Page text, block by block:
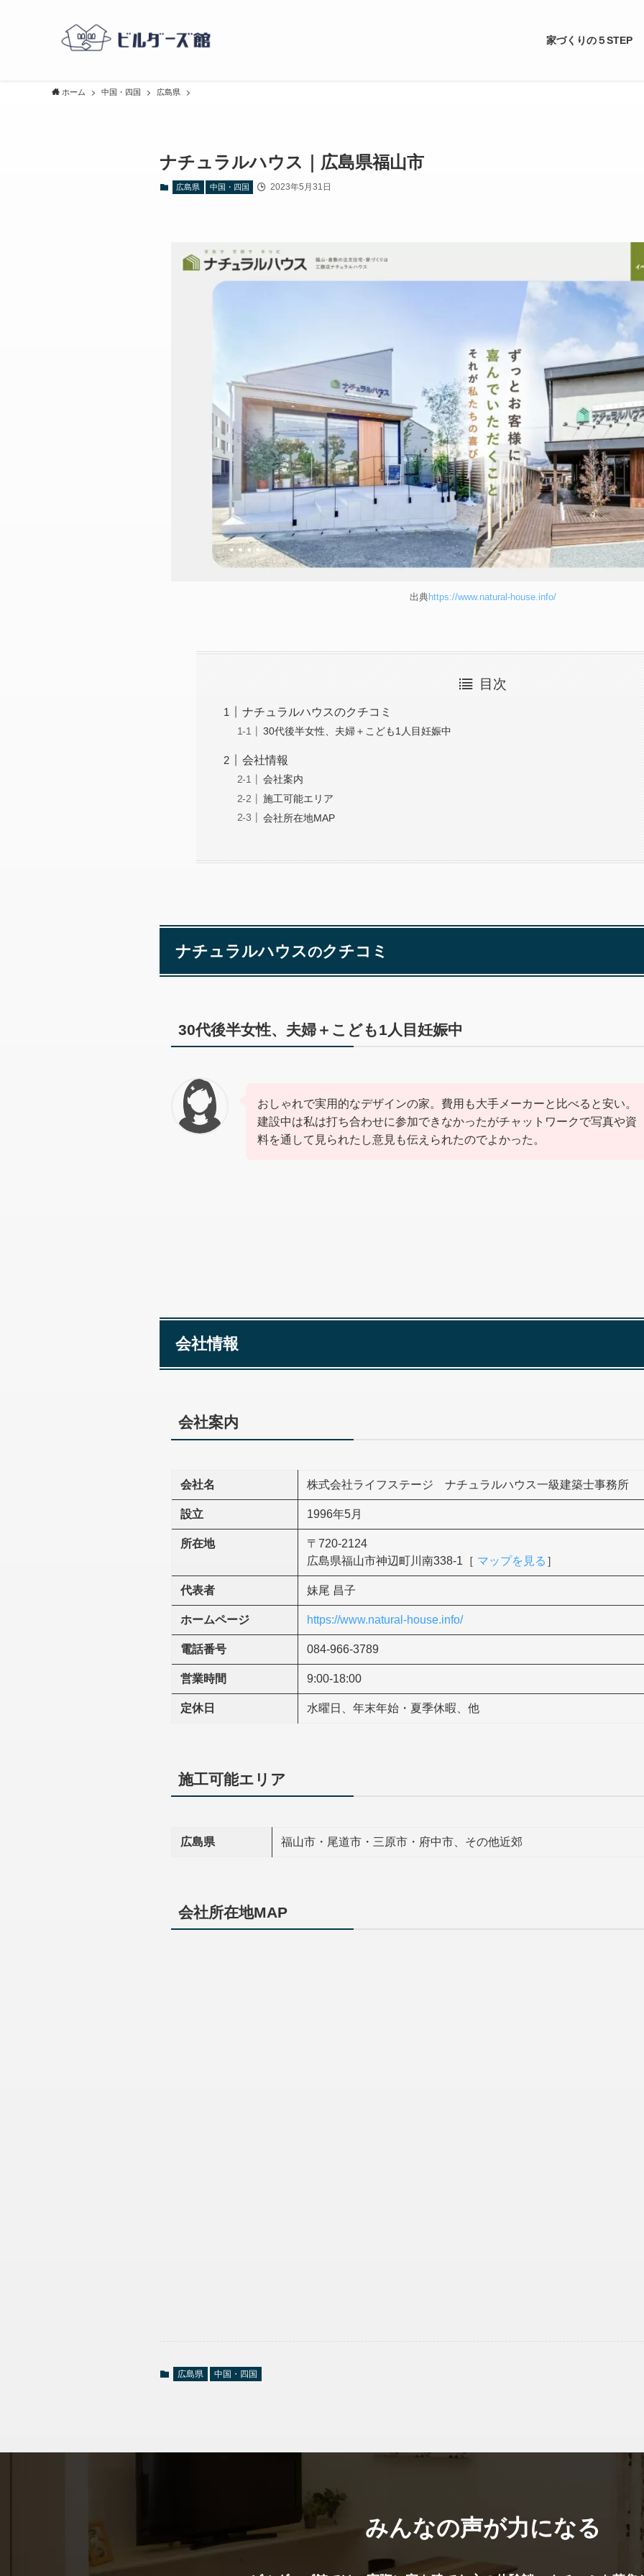
家づくりの５STEP
ホーム 中国・四国 広島県
ナチュラルハウス｜広島県福山市
広島県 中国・四国 2023年5月31日
出典https://www.natural-house.info/
目次
ナチュラルハウスのクチコミ
30代後半女性、夫婦＋こども1人目妊娠中
会社情報
会社案内
施工可能エリア
会社所在地MAP
ナチュラルハウスのクチコミ
30代後半女性、夫婦＋こども1人目妊娠中
おしゃれで実用的なデザインの家。費用も大手メーカーと比べると安い。
建設中は私は打ち合わせに参加できなかったがチャットワークで写真や資
料を通して見られたし意見も伝えられたのでよかった。
会社情報
会社案内
会社名 株式会社ライフステージ ナチュラルハウス⼀級建築⼠事務所
設立 1996年5月
所在地
〒720-2124
広島県福⼭市神辺町川南338-1［ マップを見る ］
代表者 妹尾 昌⼦
ホームページ https://www.natural-house.info/
電話番号 084-966-3789
営業時間 9:00-18:00
定休日 水曜日、年末年始・夏季休暇、他
施工可能エリア
広島県 福山市・尾道市・三原市・府中市、その他近郊
会社所在地MAP
広島県 中国・四国
みんなの声が力になる